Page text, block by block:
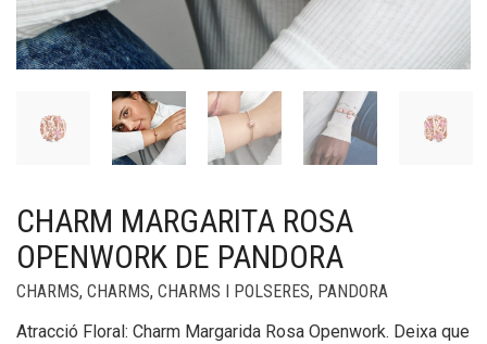
CHARM MARGARITA ROSA
OPENWORK DE PANDORA
CHARMS, CHARMS, CHARMS I POLSERES, PANDORA
Atracció Floral: Charm Margarida Rosa Openwork. Deixa que